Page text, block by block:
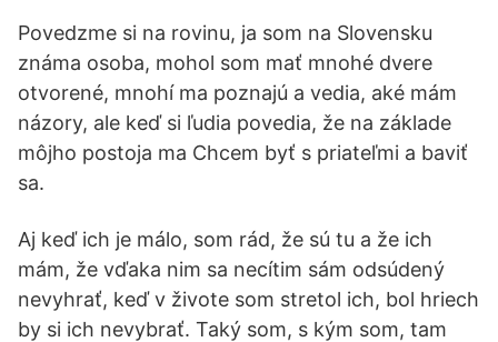
Povedzme si na rovinu, ja som na Slovensku
známa osoba, mohol som mať mnohé dvere
otvorené, mnohí ma poznajú a vedia, aké mám
názory, ale keď si ľudia povedia, že na základe
môjho postoja ma Chcem byť s priateľmi a baviť
sa.
Aj keď ich je málo, som rád, že sú tu a že ich
mám, že vďaka nim sa necítim sám odsúdený
nevyhrať, keď v živote som stretol ich, bol hriech
by si ich nevybrať. Taký som, s kým som, tam